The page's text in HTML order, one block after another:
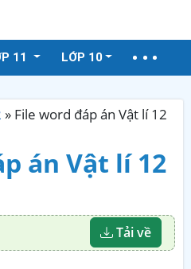
11 LỚP 10
» File word đáp án Vật lí 12
án Vật lí 12
Tải về